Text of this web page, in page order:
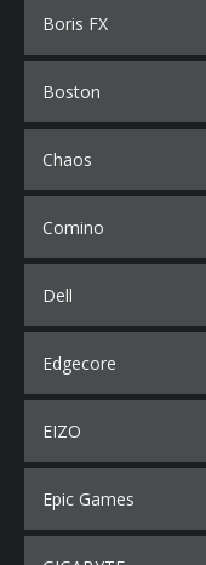
Boris FX
Boston
Chaos
Comino
Dell
Edgecore
EIZO
Epic Games